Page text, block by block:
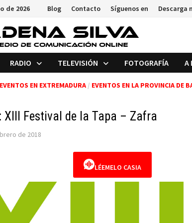
de 2026 Blog Contacto Síguenos en Descarga
RADIO TELEVISIÓN FOTOGRAFÍA A
EVENTOS EN EXTREMADURA/ EVENTOS EN LA PROVINCIA DE
XIII Festival de la Tapa – Zafra
de 2018
LÉEMELO CASIA